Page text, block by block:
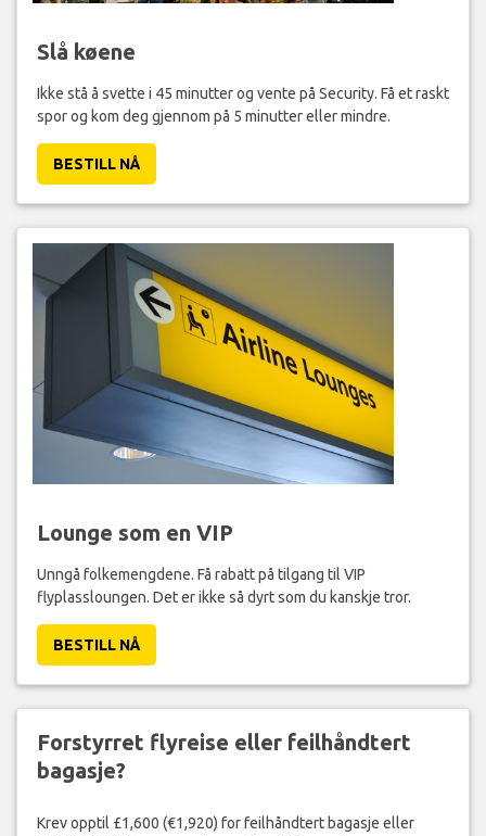
Slå køene
Ikke stå å svette i 45 minutter og vente på Security. Få et raskt
spor og kom deg gjennom på 5 minutter eller mindre.
BESTILL NÅ
Lounge som en VIP
Unngå folkemengdene. Få rabatt på tilgang til VIP
flyplassloungen. Det er ikke så dyrt som du kanskje tror.
BESTILL NÅ
Forstyrret flyreise eller feilhåndtert
bagasje?
Krev opptil £1,600 (€1,920) for feilhåndtert bagasje eller